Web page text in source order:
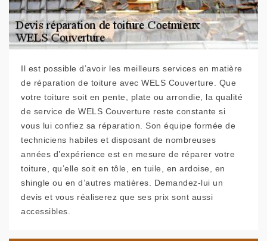
Il est possible d’avoir les meilleurs services en matière
de réparation de toiture avec WELS Couverture. Que
votre toiture soit en pente, plate ou arrondie, la qualité
de service de WELS Couverture reste constante si
vous lui confiez sa réparation. Son équipe formée de
techniciens habiles et disposant de nombreuses
années d’expérience est en mesure de réparer votre
toiture, qu’elle soit en tôle, en tuile, en ardoise, en
shingle ou en d’autres matières. Demandez-lui un
devis et vous réaliserez que ses prix sont aussi
accessibles.